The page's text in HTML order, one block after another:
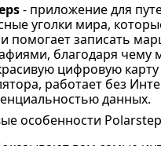
- приложение для
уголки мира,
помогает записать
благодаря чему
цифровую
работает без
данных.
особенности